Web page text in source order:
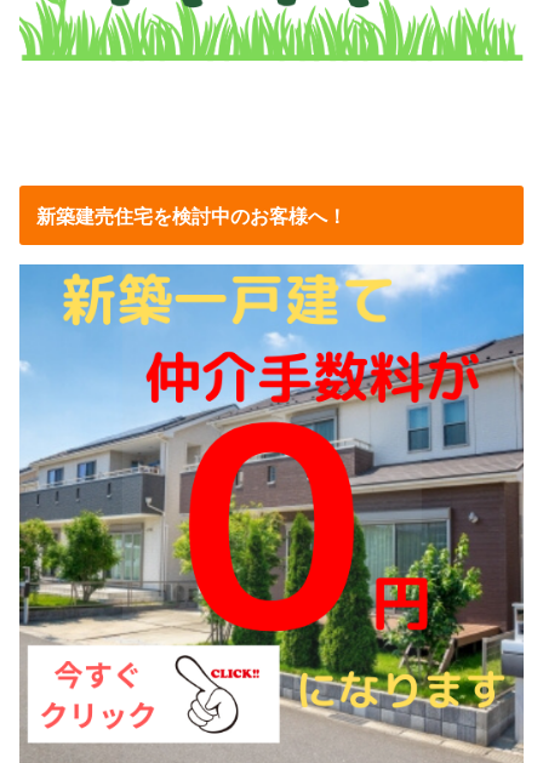
新築建売住宅を検討中のお客様へ！